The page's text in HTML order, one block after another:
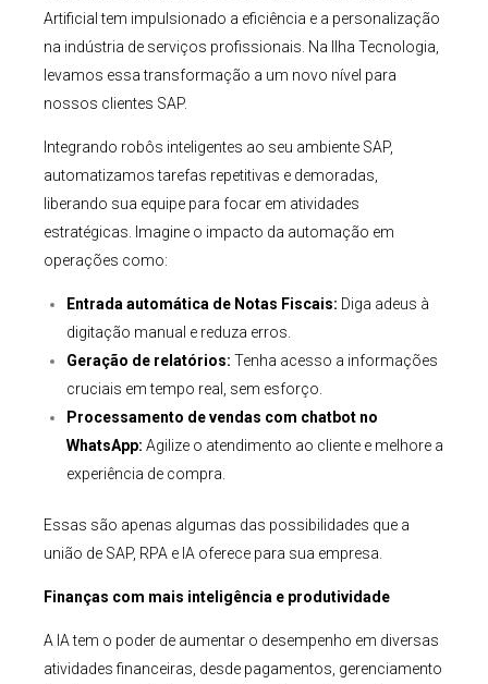
Artificial tem impulsionado a eficiência e a personalização
na indústria de serviços profissionais. Na Ilha Tecnologia,
levamos essa transformação a um novo nível para
nossos clientes SAP.
Integrando robôs inteligentes ao seu ambiente SAP,
automatizamos tarefas repetitivas e demoradas,
liberando sua equipe para focar em atividades
estratégicas. Imagine o impacto da automação em
operações como:
Entrada automática de Notas Fiscais: Diga adeus à
digitação manual e reduza erros.
Geração de relatórios: Tenha acesso a informações
cruciais em tempo real, sem esforço.
Processamento de vendas com chatbot no
WhatsApp: Agilize o atendimento ao cliente e melhore a
experiência de compra.
Essas são apenas algumas das possibilidades que a
união de SAP, RPA e IA oferece para sua empresa.
Finanças com mais inteligência e produtividade
A IA tem o poder de aumentar o desempenho em diversas
atividades financeiras, desde pagamentos, gerenciamento